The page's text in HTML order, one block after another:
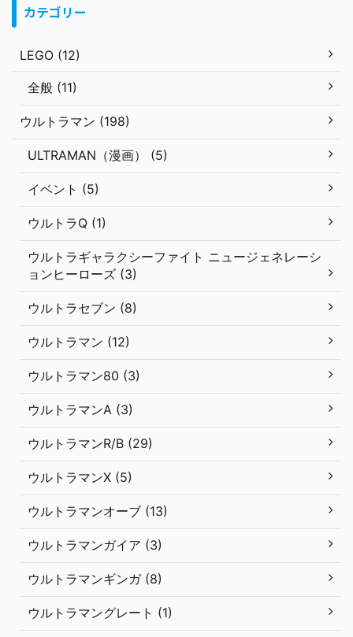
カテゴリー
LEGO (12)
全般 (11)
ウルトラマン (198)
ULTRAMAN（漫画） (5)
イベント (5)
ウルトラQ (1)
ウルトラギャラクシーファイト ニュージェネレーシ
ョンヒーローズ (3)
ウルトラセブン (8)
ウルトラマン (12)
ウルトラマン80 (3)
ウルトラマンA (3)
ウルトラマンR/B (29)
ウルトラマンX (5)
ウルトラマンオーブ (13)
ウルトラマンガイア (3)
ウルトラマンギンガ (8)
ウルトラマングレート (1)